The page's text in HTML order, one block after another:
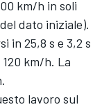
km/h in soli
dato iniziale).
in 25,8 s e 3,2 s
km/h. La
lavoro sul